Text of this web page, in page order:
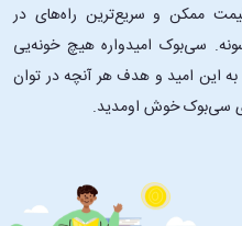
ممکن و سریع‌ترین راه‌های در
سی‌بوک امیدواره هیچ خونه‌یی
این امید و هدف هر آنچه در توان
سی‌بوک خوش اومدید.